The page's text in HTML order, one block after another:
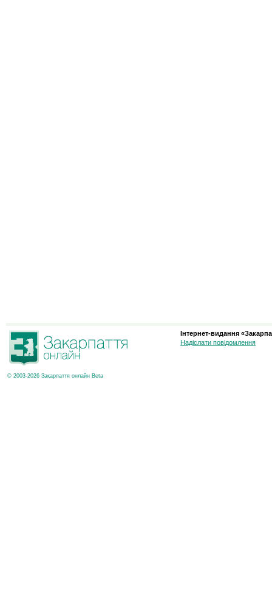
© 2003-2026 Закарпаття онлайн Beta
Інтернет-видання
Надіслати повідомлення